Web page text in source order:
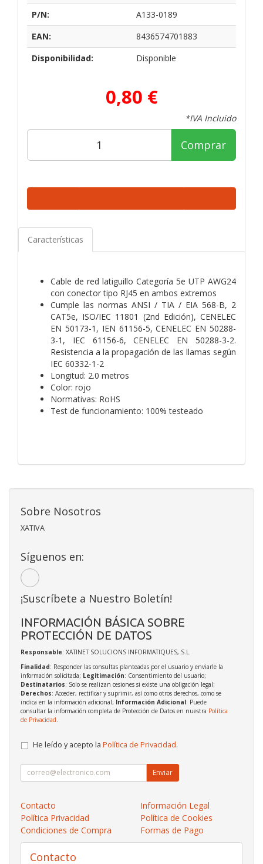
P/N:
A133-0189
EAN:
8436574701883
Disponibilidad:
Disponible
0,80 €
*IVA Incluido
Comprar
Características
Cable de red latiguillo Categoría 5e UTP AWG24
con conector tipo RJ45 en ambos extremos
Cumple las normas ANSI / TIA / EIA 568-B, 2
CAT5e, ISO/IEC 11801 (2nd Edición), CENELEC
EN 50173-1, IEN 61156-5, CENELEC EN 50288-
3-1, IEC 61156-6, CENELEC EN 50288-3-2.
Resistencia a la propagación de las llamas según
IEC 60332-1-2
Longitud: 2.0 metros
Color: rojo
Normativas: RoHS
Test de funcionamiento: 100% testeado
Sobre Nosotros
XATIVA
Síguenos en:
¡Suscríbete a Nuestro Boletín!
INFORMACIÓN BÁSICA SOBRE
PROTECCIÓN DE DATOS
Responsable: XATINET SOLUCIONS INFORMATIQUES, S.L.
Finalidad: Responder las consultas planteadas por el usuario y enviarle la
información solicitada; Legitimación: Consentimiento del usuario;
Destinatarios: Solo se realizan cesiones si existe una obligación legal;
Derechos: Acceder, rectificar y suprimir, así como otros derechos, como se
indica en la información adicional; Información Adicional: Puede
consultar la información completa de Protección de Datos en nuestra Política
de Privacidad
He leído y acepto la Política de Privacidad.
Enviar
Contacto
Información Legal
Política Privacidad
Política de Cookies
Condiciones de Compra
Formas de Pago
Contacto